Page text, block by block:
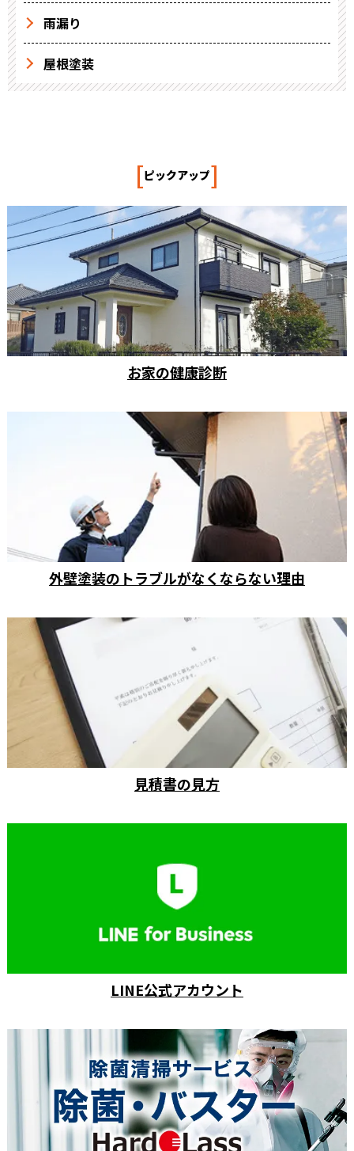
雨漏り
屋根塗装
[ピックアップ]
お家の健康診断
外壁塗装のトラブルがなくならない理由
見積書の見方
LINE公式アカウント